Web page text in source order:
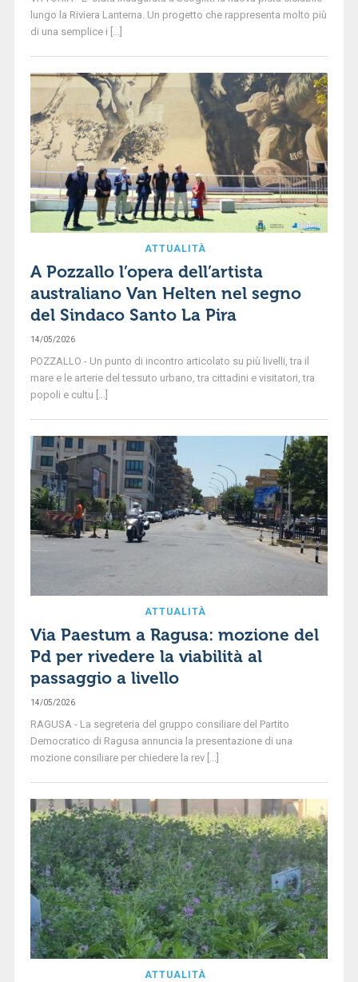
lungo la Riviera Lanterna. Un progetto che rappresenta molto più
di una semplice i [...]
ATTUALITÀ
A Pozzallo l’opera dell’artista
australiano Van Helten nel segno
del Sindaco Santo La Pira
14/05/2026
POZZALLO - Un punto di incontro articolato su più livelli, tra il
mare e le arterie del tessuto urbano, tra cittadini e visitatori, tra
popoli e cultu [...]
ATTUALITÀ
Via Paestum a Ragusa: mozione del
Pd per rivedere la viabilità al
passaggio a livello
14/05/2026
RAGUSA - La segreteria del gruppo consiliare del Partito
Democratico di Ragusa annuncia la presentazione di una
mozione consiliare per chiedere la rev [...]
ATTUALITÀ